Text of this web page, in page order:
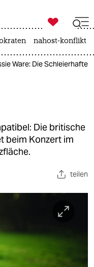

taz zahl ich
nahost-konflikt
Ware: Die Schleierhafte
Die britische
beim Konzert im
teilen